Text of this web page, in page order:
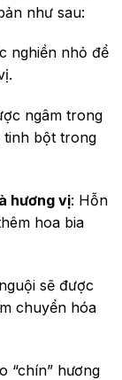
như sau:
nghiền nhỏ để
ngâm trong
tinh bột trong
hương vị: Hỗn
hoa bia
sẽ được
chuyển hóa
“chín” hương